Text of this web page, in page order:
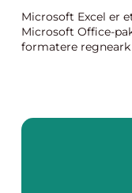
Microsoft Excel er
Microsoft Office-
formatere